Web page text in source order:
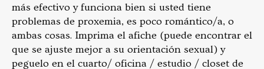
más efectivo y funciona bien si usted tiene
problemas de proxemia, es poco romántico/a, o
ambas cosas. Imprima el afiche (puede encontrar el
que se ajuste mejor a su orientación sexual) y
peguelo en el cuarto/ oficina / estudio / closet de